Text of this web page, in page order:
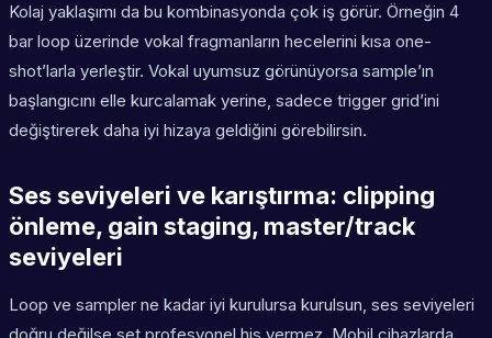
Kolaj yaklaşımı da bu kombinasyonda çok iş görür. Örneğin 4
bar loop üzerinde vokal fragmanların hecelerini kısa one-
shot’larla yerleştir. Vokal uyumsuz görünüyorsa sample’ın
başlangıcını elle kurcalamak yerine, sadece trigger grid’ini
değiştirerek daha iyi hizaya geldiğini görebilirsin.
Ses seviyeleri ve karıştırma: clipping
önleme, gain staging, master/track
seviyeleri
Loop ve sampler ne kadar iyi kurulursa kurulsun, ses seviyeleri